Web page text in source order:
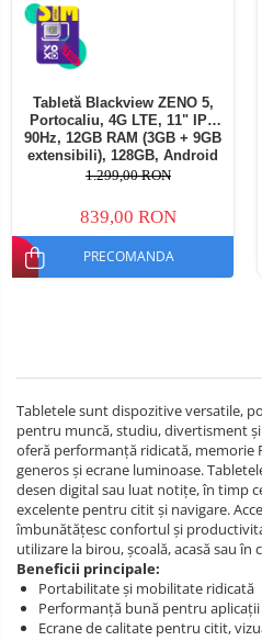
Tabletă Blackview ZENO 5,
Portocaliu, 4G LTE, 11" IPS
90Hz, 12GB RAM (3GB + 9GB
extensibili), 128GB, Android
16, Unisoc T7250, 8300mAh,
SIM
1.299,00 RON
839,00 RON
PRECOMANDA
Tabletele sunt dispozitive versatile,
pentru muncă, studiu, divertisment
oferă performanță ridicată, memorie
generos și ecrane luminoase.
desen digital sau luat notițe, în timp
excelente pentru citit și navigare.
îmbunătățesc confortul și
utilizare la birou, școală, acasă sau în
Beneficii principale:
Portabilitate și mobilitate ridicată
Performanță bună pentru
Ecrane de calitate pentru citit,